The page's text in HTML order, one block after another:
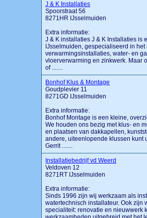
J & K Installaties
Spoorstraat 56
8271HR IJsselmuiden
Extra informatie:
J & K installaties J & K Installaties
IJsselmuiden, gespecialiseerd in
verwarmingsinstallaties, water- en
vloerverwarming en zinkwerk. Maar
of .......
Bonhof Klus & Montage
Goudplevier 11
8271GD IJsselmuiden
Extra informatie:
Bonhof Montage is een kleine,
We houden ons bezig met klus- en
en plaatsen van dakkapellen,
andere, uiteenlopende klussen kunt
Gerrit .......
Installatiebedrijf vd Weerd
Veldoven 12
8271RT IJsselmuiden
Extra informatie:
Sinds 1996 zijn wij werkzaam als
watertechnisch installateur. Ook zijn
specialiteit: renovatie en nieuwwerk